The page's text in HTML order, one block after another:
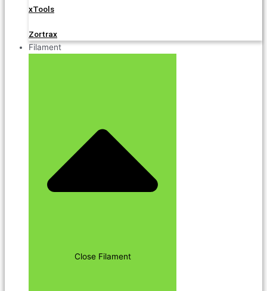
xTools
Zortrax
Filament
Close Filament